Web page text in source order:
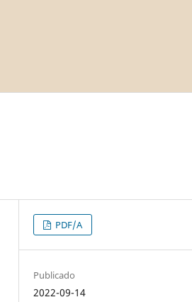
PDF/A
Publicado
2022-09-14